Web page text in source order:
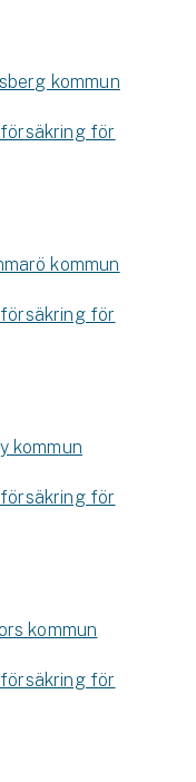
kommun
för
kommun
för
kommun
för
kommun
för